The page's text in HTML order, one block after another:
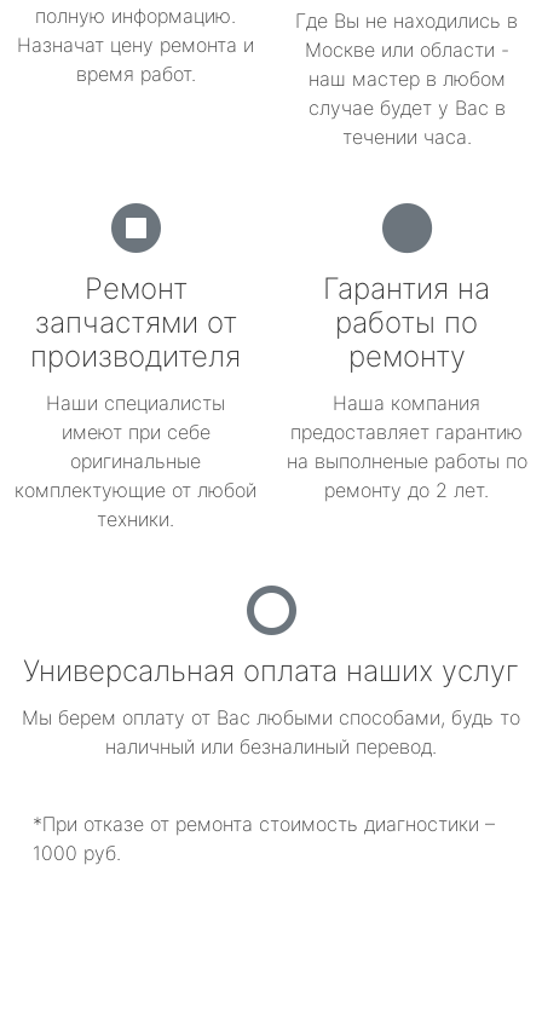
полную информацию.
Назначат цену ремонта и
время работ.
Где Вы не находились в
Москве или области -
наш мастер в любом
случае будет у Вас в
течении часа.
Ремонт
запчастями от
производителя
Наши специалисты
имеют при себе
оригинальные
комплектующие от любой
техники.
Гарантия на
работы по
ремонту
Наша компания
предоставляет гарантию
на выполненые работы по
ремонту до 2 лет.
Универсальная оплата наших услуг
Мы берем оплату от Вас любыми способами, будь то
наличный или безналиный перевод.
*При отказе от ремонта стоимость диагностики –
1000 руб.